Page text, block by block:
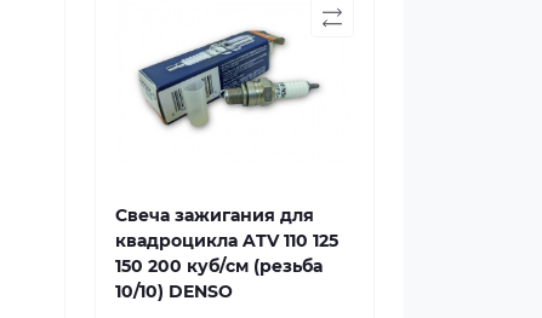
Свеча зажигания для
квадроцикла ATV 110 125
150 200 куб/см (резьба
10/10) DENSO